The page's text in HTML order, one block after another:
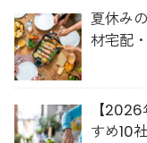
夏休み
材宅配
【
すめ10